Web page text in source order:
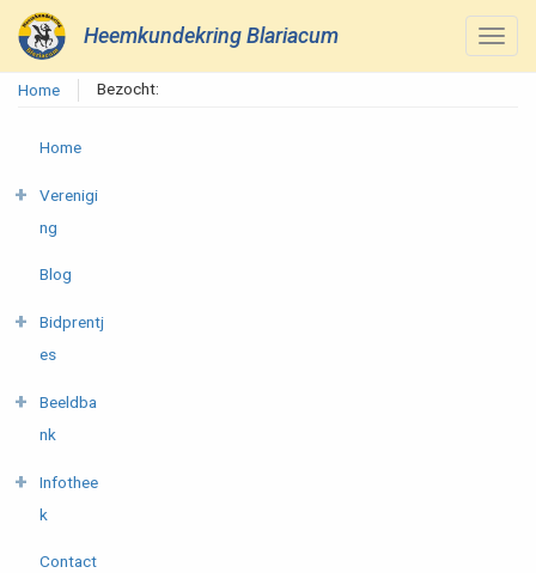
Heemkundekring Blariacum
Home Bezocht:
Home
Verenigi
ng
Blog
Bidprentj
es
Beeldba
nk
Infothee
k
Contact